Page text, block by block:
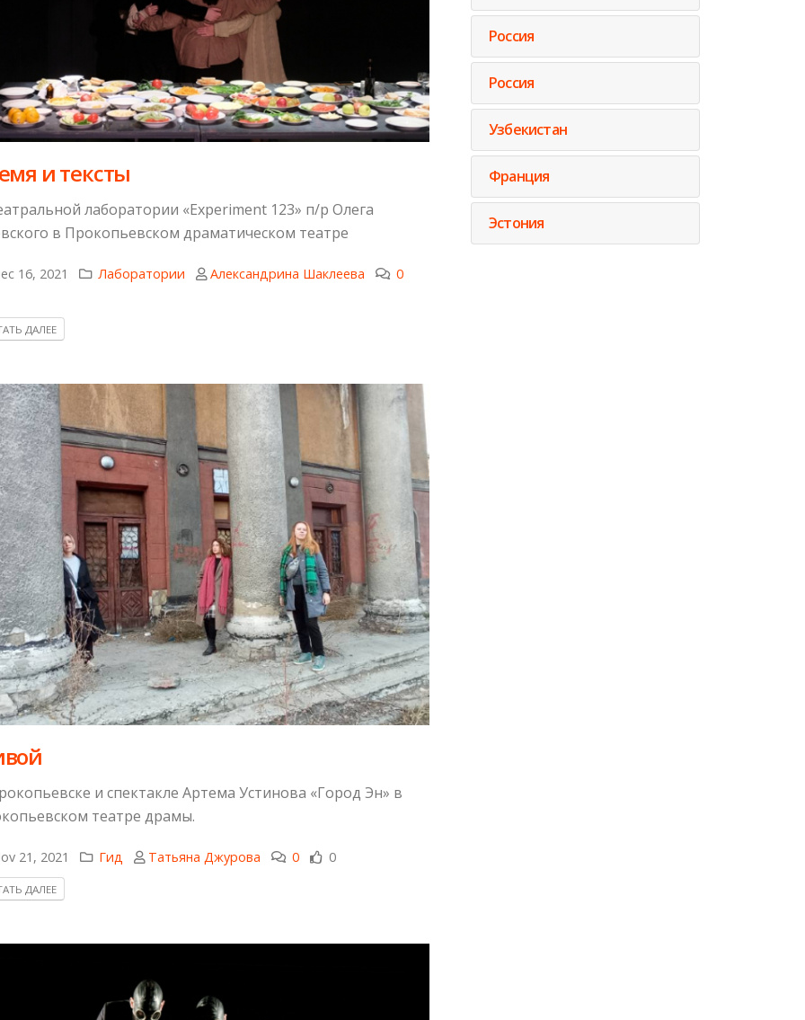
и тексты
лаборатории «Experiment 123» п/р Олега
в Прокопьевском драматическом театре
16, 2021 Лаборатории Александрина Шаклеева
0
ДАЛЕЕ
и спектакле Артема Устинова «Город Эн» в
театре драмы.
21, 2021 Гид Татьяна Джурова 0 0
ДАЛЕЕ
Россия
Россия
Узбекистан
Франция
Эстония